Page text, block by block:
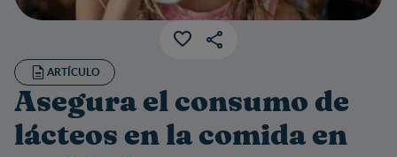
ARTÍCULO
Asegura el consumo de
lácteos en la comida en